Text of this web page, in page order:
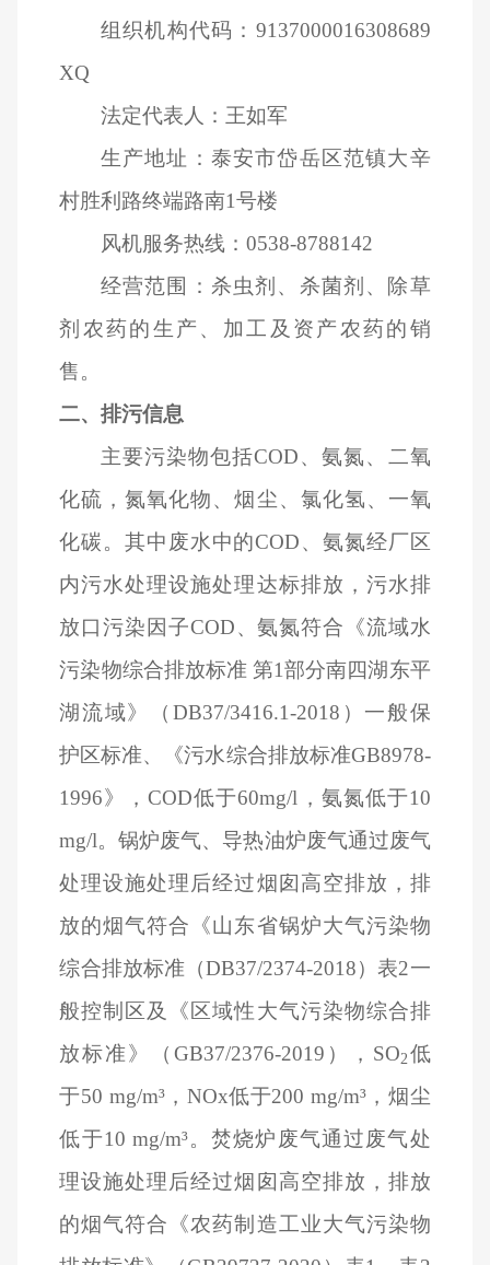
组织机构代码：9137000016308689
XQ
法定代表人：王如军
生产地址：泰安市岱岳区范镇大辛
村胜利路终端路南1号楼
风机服务热线：0538-8788142
经营范围：杀虫剂、杀菌剂、除草
剂农药的生产、加工及资产农药的销
售。
二、排污信息
主要污染物包括COD、氨氮、二氧
化硫，氮氧化物、烟尘、氯化氢、一氧
化碳。其中废水中的COD、氨氮经厂区
内污水处理设施处理达标排放，污水排
放口污染因子COD、氨氮符合《流域水
污染物综合排放标准 第1部分南四湖东平
湖流域》（DB37/3416.1-2018）一般保
护区标准、《污水综合排放标准GB8978-
1996》，COD低于60mg/l，氨氮低于10
mg/l。锅炉废气、导热油炉废气通过废气
处理设施处理后经过烟囱高空排放，排
放的烟气符合《山东省锅炉大气污染物
综合排放标准（DB37/2374-2018）表2一
般控制区及《区域性大气污染物综合排
放标准》（GB37/2376-2019），SO2低
于50 mg/m³，NOx低于200 mg/m³，烟尘
低于10 mg/m³。焚烧炉废气通过废气处
理设施处理后经过烟囱高空排放，排放
的烟气符合《农药制造工业大气污染物